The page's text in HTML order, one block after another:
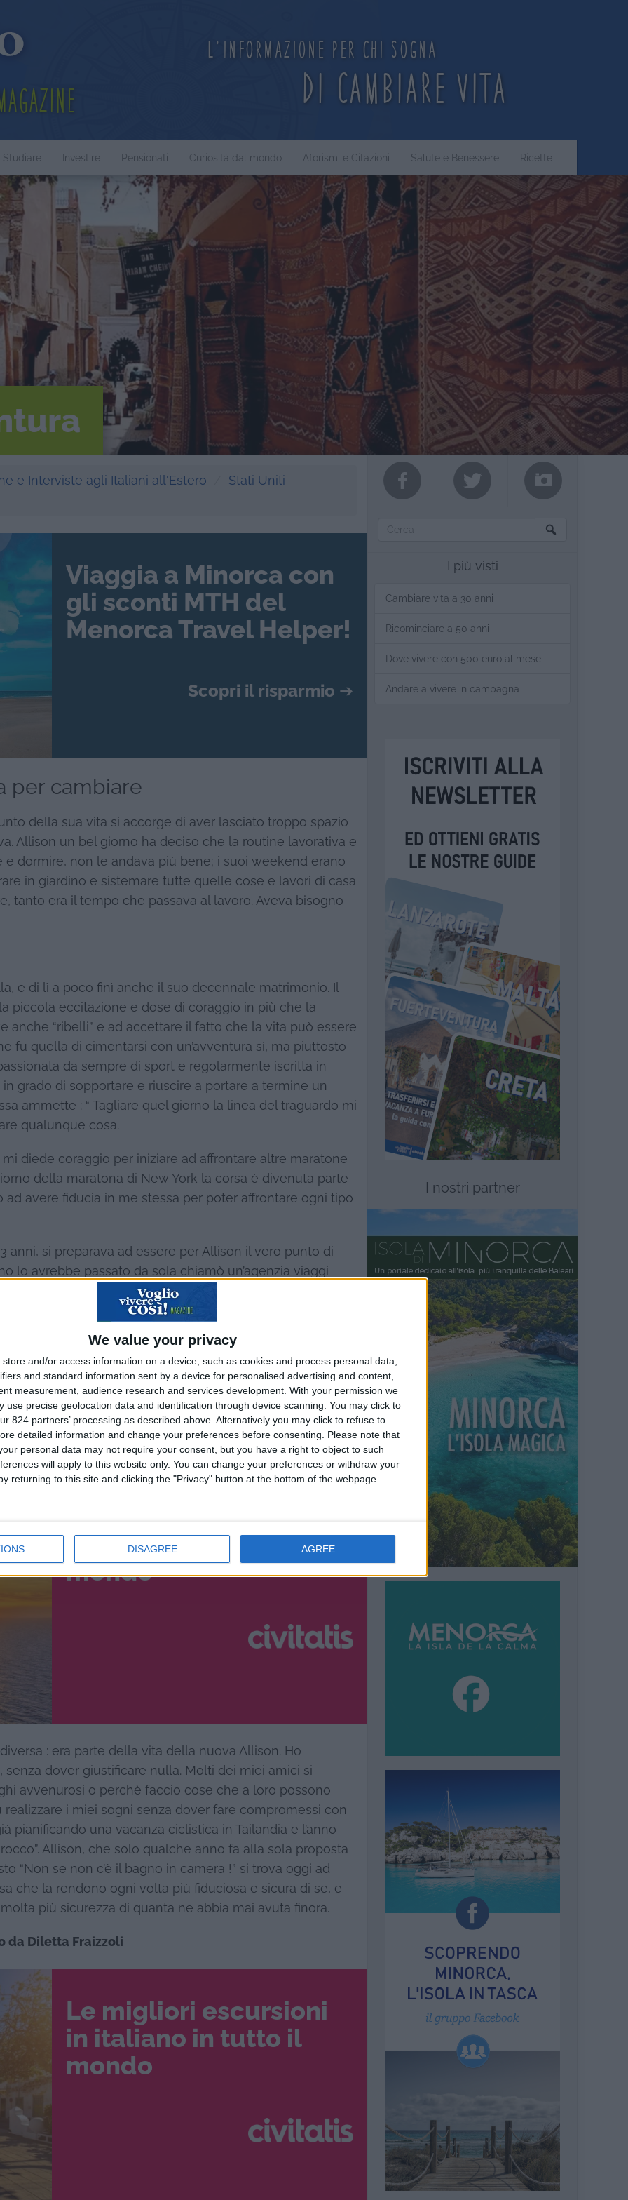
We value your privacy
store and/or access information on a device, such as cookies and process personal data,
and standard information sent by a device for personalised advertising and content,
measurement, audience research and services development. With your permission we
use precise geolocation data and identification through device scanning. You may click to
824 partners’ processing as described above. Alternatively you may click to refuse to
detailed information and change your preferences before consenting. Please note that
personal data may not require your consent, but you have a right to object to such
will apply to this website only. You can change your preferences or withdraw your
returning to this site and clicking the "Privacy" button at the bottom of the webpage.
DISAGREE AGREE
L'informazione per chi sogna
di cambiare vita
Studiare Investire Pensionati Curiosità dal mondo Aforismi e Citazioni Salute e Benessere Ricette
e Interviste agli Italiani all'Estero
Stati Uniti
Viaggia a Minorca con
gli sconti MTH del
Menorca Travel Helper!
Scopri il risparmio ➔
per cambiare
della sua vita si accorge di aver lasciato troppo spazio
Allison un bel giorno ha deciso che la routine lavorativa e
dormire, non le andava più bene; i suoi weekend erano
in giardino e sistemare tutte quelle cose e lavori di casa
tanto era il tempo che passava al lavoro. Aveva bisogno
e di lì a poco finì anche il suo decennale matrimonio. Il
piccola eccitazione e dose di coraggio in più che la
anche “ribelli” e ad accettare il fatto che la vita può essere
fu quella di cimentarsi con un’avventura sì, ma piuttosto
da sempre di sport e regolarmente iscritta in
grado di sopportare e riuscire a portare a termine un
ammette : “ Tagliare quel giorno la linea del traguardo mi
qualunque cosa.
diede coraggio per iniziare ad affrontare altre maratone
della maratona di New York la corsa è divenuta parte
avere fiducia in me stessa per poter affrontare ogni tipo
anni, si preparava ad essere per Allison il vero punto di
lo avrebbe passato da sola chiamò un’agenzia viaggi
che cosa fosse rimasto : qualche settimana dopo si
Venezuela, con le stelle a fare da testimoni alla nuova
mi ritrovai a dormire sotto le stelle – io che solo un
un hotel che non fosse almeno un quattro stelle – a
canoa lungo un fiume con persone che non avevo mai
avevo ancora qualcosa di interessante da raccontare e
facendo pian piano da parte”. Estasiata dalle avventure
nel Borneo per scalare i 4000 metri del Monte
e ricordo gli splendidi hotel che ci avevano accolto.
Le migliori escursioni
in italiano in tutto il
mondo
: era parte della vita della nuova Allison. Ho
dover giustificare nulla. Molti dei miei amici si
avvenurosi o perchè faccio cose che a loro possono
i miei sogni senza dover fare compromessi con
pianificando una vacanza ciclistica in Tailandia e l’anno
Allison, che solo qualche anno fa alla sola proposta
“Non se non c’è il bagno in camera !” si trova oggi ad
che la rendono ogni volta più fiduciosa e sicura di se, e
più sicurezza di quanta ne abbia mai avuta finora.
da Diletta Fraizzoli
Le migliori escursioni
in italiano in tutto il
mondo
I più visti
Cambiare vita a 30 anni
Ricominciare a 50 anni
Dove vivere con 500 euro al mese
Andare a vivere in campagna
I nostri partner